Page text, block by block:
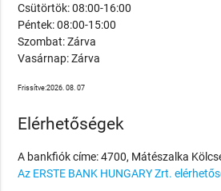
Csütörtök: 08:00-16:00
Péntek: 08:00-15:00
Szombat: Zárva
Vasárnap: Zárva
Frissítve:2026. 08. 07
Elérhetőségek
A bankfiók címe: 4700, Mátészalka
Az ERSTE BANK HUNGARY Zrt.